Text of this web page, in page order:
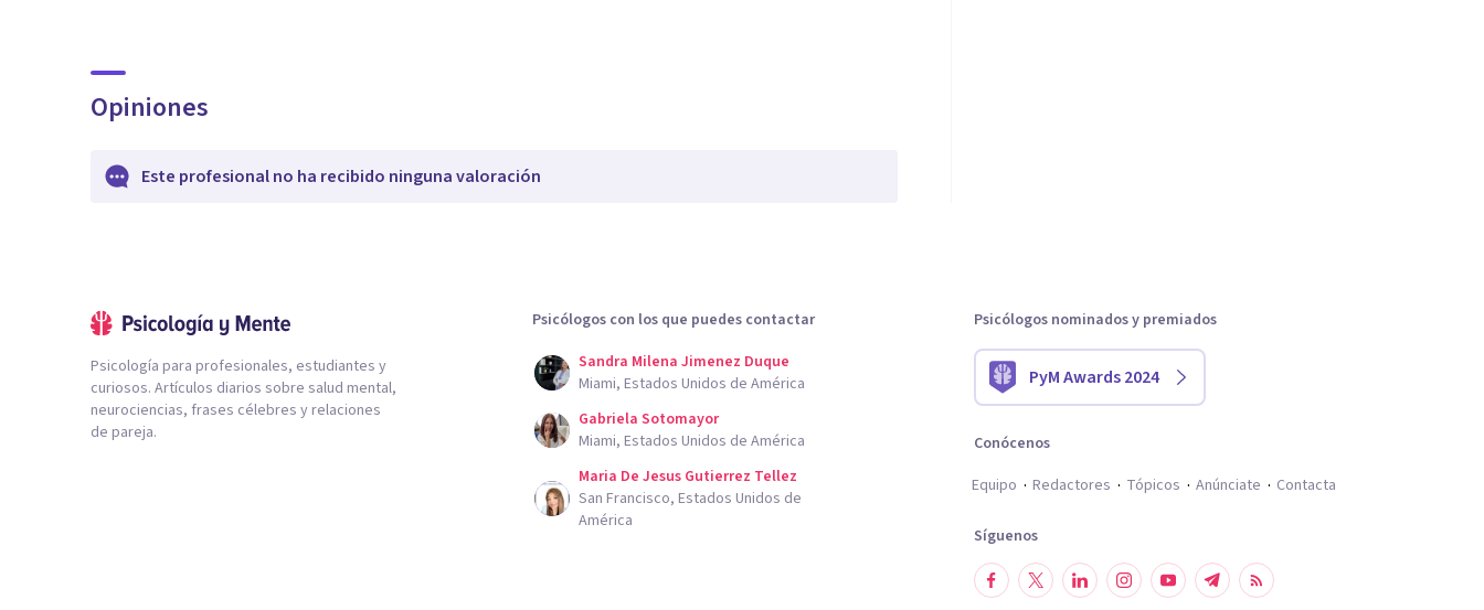
Opiniones
Este profesional no ha recibido ninguna valoración
Psicología para profesionales, estudiantes y
curiosos. Artículos diarios sobre salud mental,
neurociencias, frases célebres y relaciones
de pareja.
Psicólogos con los que puedes contactar
Sandra Milena Jimenez Duque
Miami, Estados Unidos de América
Gabriela Sotomayor
Miami, Estados Unidos de América
Maria De Jesus Gutierrez Tellez
San Francisco, Estados Unidos de
América
Psicólogos nominados y premiados
PyM Awards 2024
Conócenos
Equipo
Redactores Tópicos Anúnciate Contacta
Síguenos